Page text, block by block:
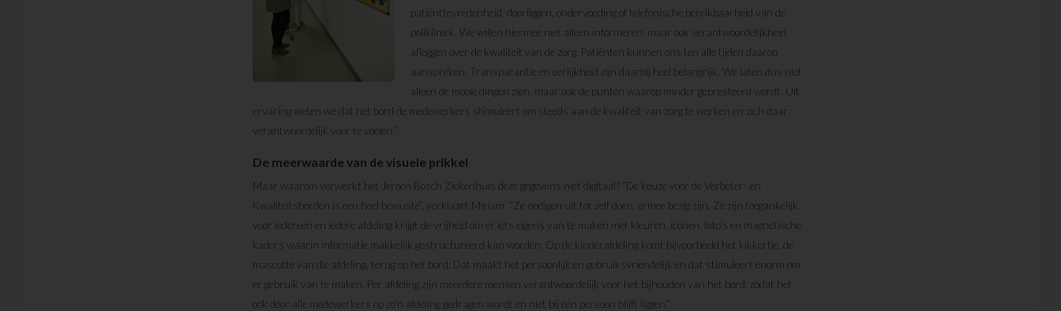
patiënttevredenheid, doorliggen, ondervoeding of telefonische bereikbaarheid van de
polikliniek. We willen hiermee niet alleen informeren, maar ook verantwoordelijkheid
afleggen over de kwaliteit van de zorg. Patiënten kunnen ons ten alle tijden daarop
aanspreken. Transparantie en eerlijkheid zijn daarbij heel belangrijk. We laten dus niet
alleen de mooie dingen zien, maar ook de punten waarop minder gepresteerd wordt. Uit
ervaring weten we dat het bord de medewerkers stimuleert om steeds aan de kwaliteit van zorg te werken en zich daar
verantwoordelijk voor te voelen.”
De meerwaarde van de visuele prikkel
Maar waarom verwerkt het Jeroen Bosch Ziekenhuis deze gegevens niet digitaal? “De keuze voor de Verbeter- en
Kwaliteitsborden is een heel bewuste”, verklaart Miriam. “Ze nodigen uit tot zelf doen, ermee bezig zijn. Ze zijn toegankelijk
voor iedereen en iedere afdeling krijgt de vrijheid om er iets eigens van te maken met kleuren, iconen, foto’s en magnetische
kaders waarin informatie makkelijk gestructureerd kan worden. Op de kinderafdeling komt bijvoorbeeld het kikkertje, de
mascotte van die afdeling, terug op het bord. Dat maakt het persoonlijk en gebruiksvriendelijk en dat stimuleert enorm om
er gebruik van te maken. Per afdeling zijn meerdere mensen verantwoordelijk voor het bijhouden van het bord, zodat het
ook door alle medewerkers op zo’n afdeling gedragen wordt en niet bij één persoon blijft liggen.”